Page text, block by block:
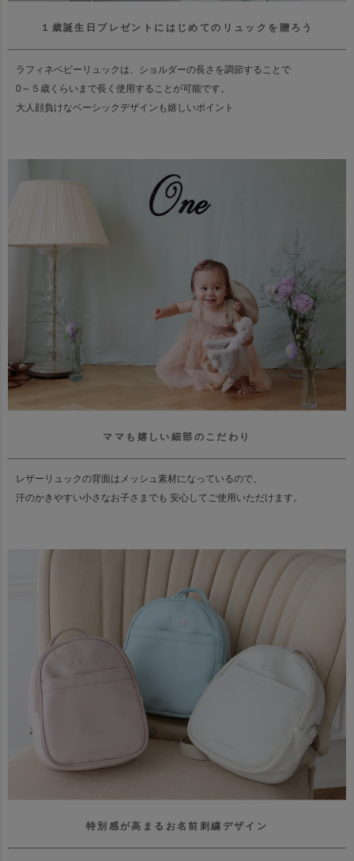
１歳誕生日プレゼントにはじめてのリュックを贈ろう
ラフィネベビーリュックは、ショルダーの長さを調節することで
0～５歳くらいまで長く使用することが可能です。
大人顔負けなベーシックデザインも嬉しいポイント
ママも嬉しい細部のこだわり
レザーリュックの背面はメッシュ素材になっているので、
汗のかきやすい小さなお子さまでも 安心してご使用いただけます。
特別感が高まるお名前刺繍デザイン